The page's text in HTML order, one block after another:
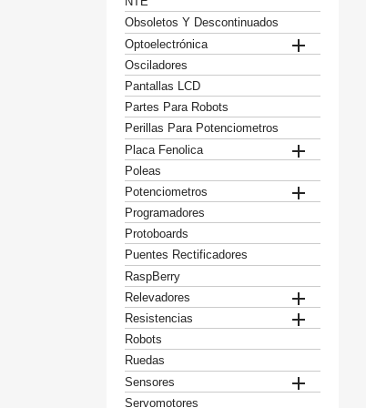
Obsoletos Y Descontinuados
Optoelectrónica

Osciladores
Pantallas LCD
Partes Para Robots
Perillas Para Potenciometros
Placa Fenolica

Poleas
Potenciometros

Programadores
Protoboards
Puentes Rectificadores
RaspBerry
Relevadores

Resistencias 
Robots
Ruedas
Sensores

Servomotores